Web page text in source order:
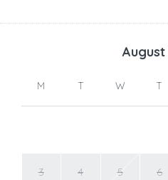
August
M T W T
3 4 5 6